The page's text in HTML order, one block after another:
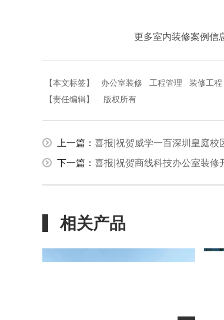
更多室内装修案例信
【本文标签】 办公室装修 工程管理
装修工程
【责任编辑】
版权所有
上一篇： 喜报|祝贺威学一百深圳皇庭校
下一篇： 喜报|祝贺商线科技办公室装修
相关产品